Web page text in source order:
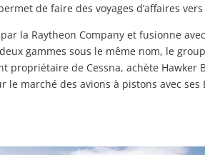
de faire des voyages d’affaires
la Raytheon Company et fusionne
gammes sous le même nom, le
propriétaire de Cessna, achète Hawker
le marché des avions à pistons avec